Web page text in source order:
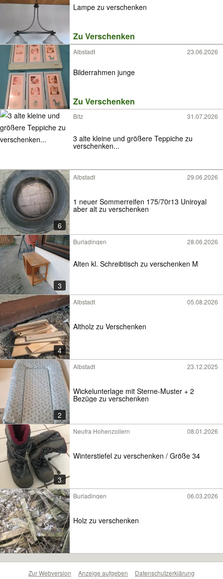
Lampe zu verschenken
Zu Verschenken
Albstadt 23.06.2026
Bilderrahmen junge
Zu Verschenken
Bitz 31.07.2026
3 alte kleine und größere Teppiche zu
verschenken...
6
Albstadt 29.06.2026
1 neuer Sommerreifen 175/70r13 Uniroyal
aber alt zu verschenken
3
Burladingen 28.06.2026
Alten kl. Schreibtisch zu verschenken M
4
Albstadt 05.08.2026
Altholz zu Verschenken
2
Albstadt 23.12.2025
Wickelunterlage mit Sterne-Muster + 2
Bezüge zu verschenken
3
Neufra Hohenzollern 08.01.2026
Winterstiefel zu verschenken / Größe 34
Burladingen 06.03.2026
Holz zu verschenken
Zur Webversion Anzeige aufgeben Datenschutzerklärung